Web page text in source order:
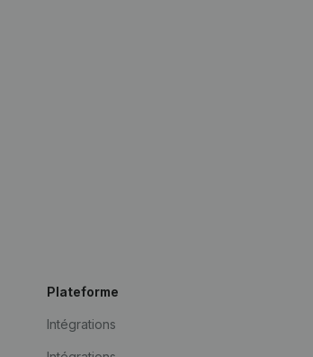
Plateforme
Intégrations